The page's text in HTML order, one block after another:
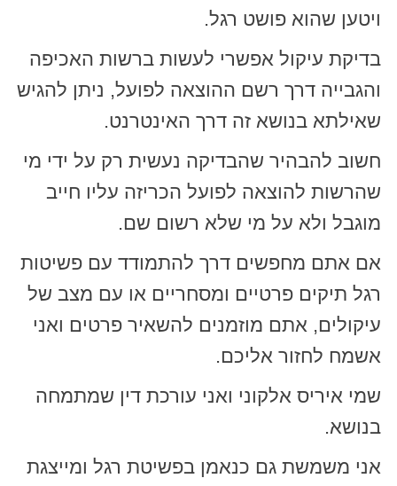
ויטען שהוא פושט רגל.
בדיקת עיקול אפשרי לעשות ברשות האכיפה
והגבייה דרך רשם ההוצאה לפועל, ניתן להגיש
שאילתא בנושא זה דרך האינטרנט.
חשוב להבהיר שהבדיקה נעשית רק על ידי מי
שהרשות להוצאה לפועל הכריזה עליו חייב
מוגבל ולא על מי שלא רשום שם.
אם אתם מחפשים דרך להתמודד עם פשיטות
רגל תיקים פרטיים ומסחריים או עם מצב של
עיקולים, אתם מוזמנים להשאיר פרטים ואני
אשמח לחזור אליכם.
שמי איריס אלקוני ואני עורכת דין שמתמחה
בנושא.
אני משמשת גם כנאמן בפשיטת רגל ומייצגת